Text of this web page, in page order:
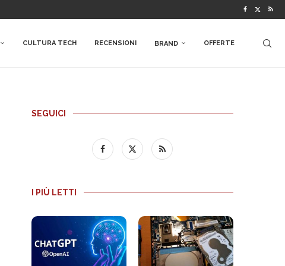
CULTURA TECH RECENSIONI BRAND OFFERTE
SEGUICI
I PIÙ LETTI